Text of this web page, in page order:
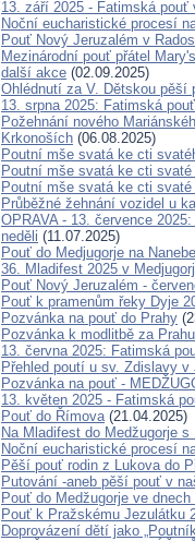
13. září 2025 - Fatimská pouť
Noční eucharistické procesí
Pouť Nový Jeruzalém v
Mezinárodní pouť přátel
další akce (02.09.2025)
Ohlédnutí za V. Dětskou pěší
13. srpna 2025: Fatimská
Požehnání nového
Krkonoších (06.08.2025)
Poutní mše svatá ke cti
Poutní mše svatá ke cti
Poutní mše svatá ke cti
Průběžné žehnání vozidel u
OPRAVA - 13. července
neděli (11.07.2025)
Pouť do Medjugorje na
36. Mladifest 2025 v
Pouť Nový Jeruzalém -
Pouť k pramenům řeky Dyje
Pozvánka na pouť do Prahy
Pozvánka k modlitbě za
13. června 2025: Fatimská
Přehled poutí u sv. Zdislavy
Pozvánka na pouť -
13. květen 2025 - Fatimská
Pouť do Římova(21.04.2025)
Na Mladifest do Medžugorje s
Noční eucharistické procesí
Pěší pouť rodin z Lukova do
Putování -aneb pěší pouť v
Pouť do Medžugorje ve
Pouť k Pražskému Jezulátku
Doprovázení dětí jako